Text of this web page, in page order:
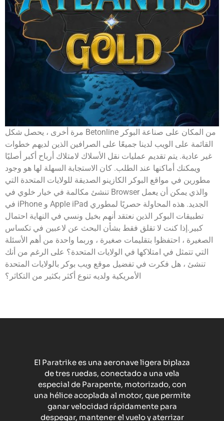
مرة أخرى ، يحصل شكل Betonline من المكان على صناعة البوكر
القائمة على الويب لدينا جميعًا على الصرافين الذين لديهم خطوات
غير عادية. يتم تقديم عمليات نقل الأسلاك لامتلاك أرباح أكبر أصليًا
ويمكنك أماكنها عند الطلب. كان الاستجابة السهلة لها هو وجود
مطورين في مواقع البوكر الكازينو الصديقة للولايات المتحدة التي
تنشئ مكالمة في خيار خلوي في Browser والذي يمكن أن يعمل
في iPhone و Apple iPad الجديد. هذه المحاولة حصريًا لمطوري
تطبيقات البوكر الذين نعتقد أنهم بخيل ونسي في النهاية احتمال
كبير.إذا كنت لا تقلق فقط بشأن البحث عن لاعبين في تكساس
الصغيرة ، احتفظوا بتقليمات صغيرة ، وربما واحدة من أهم الأسئلة
التي تتمثل في امتلاكها في الولايات المتحدة؟ على الرغم من أنك
تنشئ ، هل فكرت في تفضيل موقع ويب بوكر بالولايات المتحدة
الأمريكية ولديه تنوع أكثر بكثير من التكاثر؟
El Paratrike es una aeronave ligera biplaza
de tres ruedas, conectado a una vela
especial de Parapente, motorizado, con
una hélice acoplada al motor, que permite
ganar velocidad rápidamente para
despegar, mantener el vuelo y aterrizar